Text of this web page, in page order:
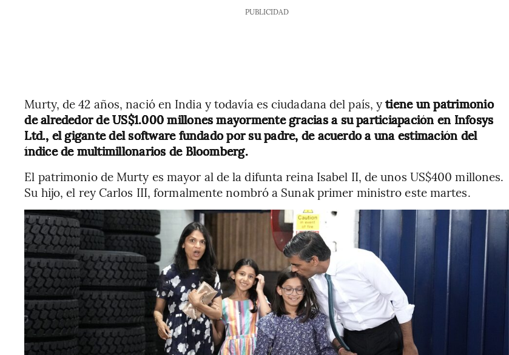
PUBLICIDAD
Murty, de 42 años, nació en India y todavía es ciudadana del país, ytiene un patrimonio
de alrededor de US$1.000 millones mayormente gracias a su particiapación en Infosys
Ltd., el gigante del software fundado por su padre, de acuerdo a una estimación del
índice de multimillonarios de Bloomberg.
El patrimonio de Murty es mayor al de la difunta reina Isabel II, de unos US$400 millones.
Su hijo, el rey Carlos III, formalmente nombró a Sunak primer ministro este martes.